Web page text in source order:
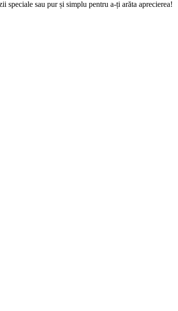
speciale sau pur și simplu pentru a-ți arăta aprecierea!